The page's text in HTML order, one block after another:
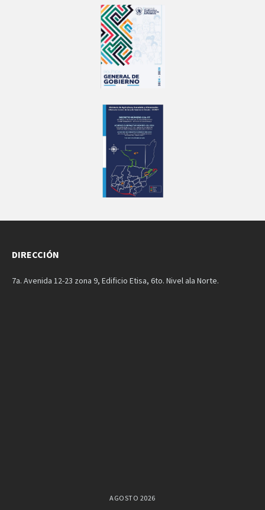
DIRECCIÓN
7a. Avenida 12-23 zona 9, Edificio Etisa, 6to. Nivel ala Norte.
AGOSTO 2026